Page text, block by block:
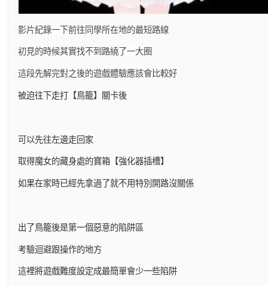
影片紀錄一下前往同學所在地的最短路線
初見的時候其實找不到路繞了一大圈
這段先解完對之後的遊戲體驗應該會比較好
被迫往下走打【鳥籠】關卡後
可以先往左邊走回家
取得魔女的藏身處的寶箱【強化器插槽】
如果在家時已經先拿過了就不用特別開路沒關係
出了鳥籠後是第一個惡意的陷阱區
考驗迴避跟操作的地方
這裡將遊戲難度設定成最簡單會少一些陷阱